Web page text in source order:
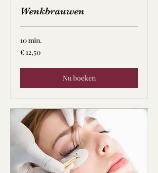
Wenkbrauwen
10 min.
12,50
euro
€ 12,50
Nu boeken